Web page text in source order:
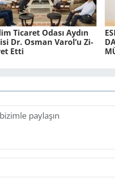
Ti­ca­ret Odası Aydın
Dr. Osman Varol’u Zi­
Etti